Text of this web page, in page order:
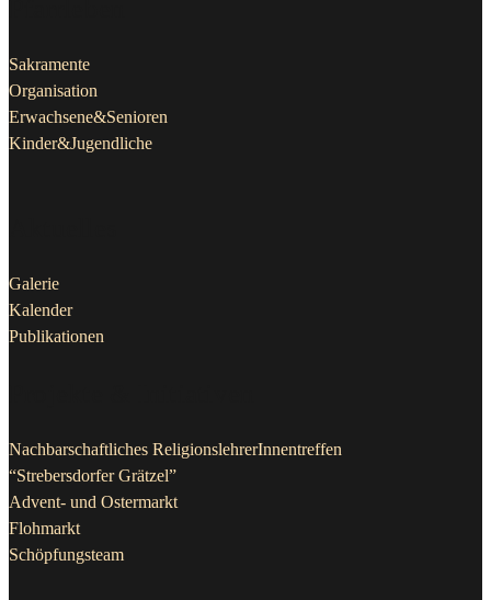
Sakramente
Organisation
Erwachsene&Senioren
Kinder&Jugendliche
Galerie
Kalender
Publikationen
Nachbarschaftliches ReligionslehrerInnentreffen
“Strebersdorfer Grätzel”
Advent- und Ostermarkt
Flohmarkt
Schöpfungsteam